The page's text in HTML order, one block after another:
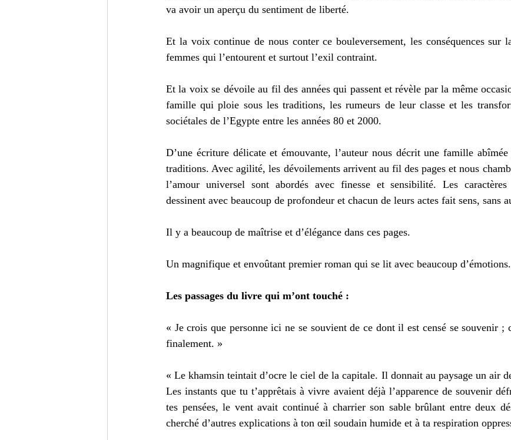
va avoir un aperçu du sentiment de liberté.
Et la voix continue de nous conter ce bouleversement, les conséquences sur
femmes qui l’entourent et surtout l’exil contraint.
Et la voix se dévoile au fil des années qui passent et révèle par la même
famille qui ploie sous les traditions, les rumeurs de leur classe et les
sociétales de l’Egypte entre les années 80 et 2000.
D’une écriture délicate et émouvante, l’auteur nous décrit une famille
traditions. Avec agilité, les dévoilements arrivent au fil des pages et nous
l’amour universel sont abordés avec finesse et sensibilité. Les caractères
dessinent avec beaucoup de profondeur et chacun de leurs actes fait sens, sans
Il y a beaucoup de maîtrise et d’élégance dans ces pages.
Un magnifique et envoûtant premier roman qui se lit avec beaucoup d’émotions.
Les passages du livre qui m’ont touché :
« Je crois que personne ici ne se souvient de ce dont il est censé se souvenir ;
finalement. »
« Le khamsin teintait d’ocre le ciel de la capitale. Il donnait au paysage un air
Les instants que tu t’apprêtais à vivre avaient déjà l’apparence de souvenir
tes pensées, le vent avait continué à charrier son sable brûlant entre deux
cherché d’autres explications à ton œil soudain humide et à ta respiration